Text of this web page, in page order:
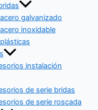
galvanizado
inoxidable
instalación
de serie bridas
de serie roscada